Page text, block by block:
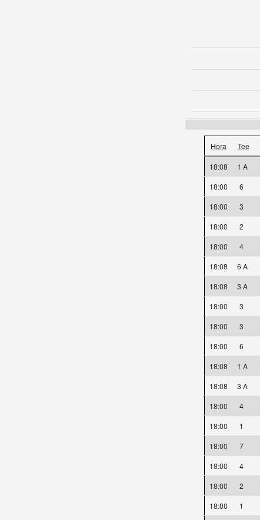
Hora Tee
18:08 1 A
18:00
6
18:00
3
18:00
2
18:00
4
18:08
6 A
18:08
3 A
18:00
3
18:00
3
18:00
6
18:08
1 A
18:08
3 A
18:00
4
18:00
1
18:00
7
18:00
4
18:00
2
18:00
1